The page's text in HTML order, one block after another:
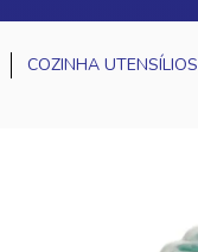
COZINHA UTENSÍLIOS